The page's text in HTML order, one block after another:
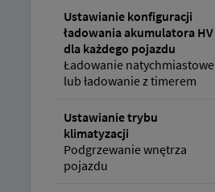
Ustawianie konfiguracji
ładowania akumulatora HV
dla każdego pojazdu
Ładowanie natychmiastowe
lub ładowanie z timerem
Ustawianie trybu
klimatyzacji
Podgrzewanie wnętrza
pojazdu